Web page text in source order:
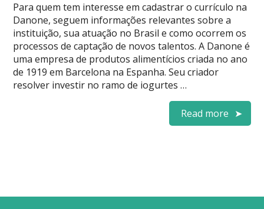
Para quem tem interesse em cadastrar o currículo na
Danone, seguem informações relevantes sobre a
instituição, sua atuação no Brasil e como ocorrem os
processos de captação de novos talentos. A Danone é
uma empresa de produtos alimentícios criada no ano
de 1919 em Barcelona na Espanha. Seu criador
resolver investir no ramo de iogurtes …
Read more